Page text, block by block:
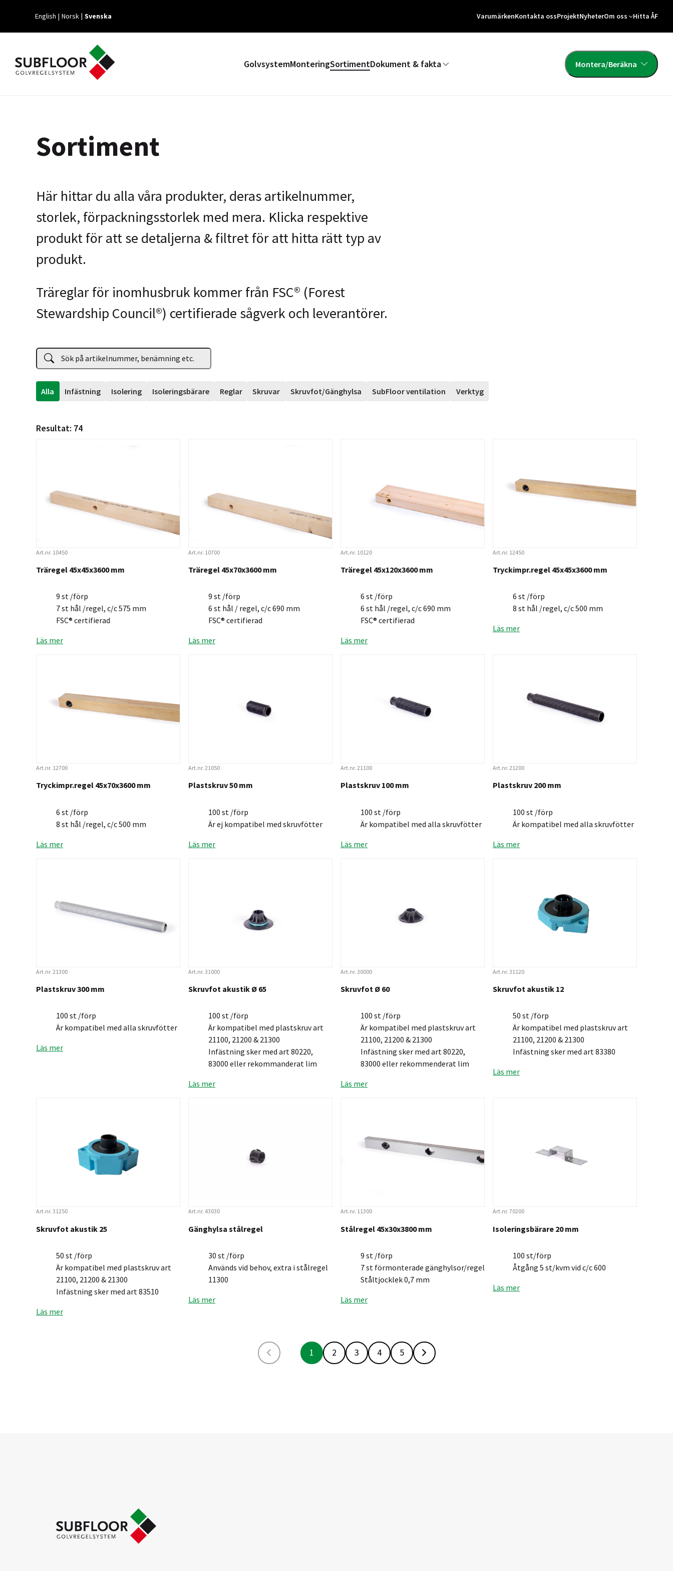
English Norsk Svenska VarumärkenKontakta ossProjektNyheterOm oss Hitta ÅF
GolvsystemMonteringSortimentDokument & fakta Montera/Beräkna
Sortiment
Här hittar du alla våra produkter, deras artikelnummer,
storlek, förpackningsstorlek med mera. Klicka respektive
produkt för att se detaljerna & filtret för att hitta rätt typ av
produkt.
Träreglar för inomhusbruk kommer från FSC® (Forest
Stewardship Council®) certifierade sågverk och leverantörer.
Alla Infästning Isolering Isoleringsbärare Reglar Skruvar Skruvfot/Gänghylsa SubFloor ventilation Verktyg
Resultat: 74
Art.nr. 10450
Träregel 45x45x3600 mm
9 st /förp
7 st hål /regel, c/c 575 mm
FSC® certifierad
Läs mer
Art.nr. 10700
Träregel 45x70x3600 mm
9 st /förp
6 st hål / regel, c/c 690 mm
FSC® certifierad
Läs mer
Art.nr. 10120
Träregel 45x120x3600 mm
6 st /förp
6 st hål /regel, c/c 690 mm
FSC® certifierad
Läs mer
Art.nr. 12450
Tryckimpr.regel 45x45x3600 mm
6 st /förp
8 st hål /regel, c/c 500 mm
Läs mer
Art.nr. 12700
Tryckimpr.regel 45x70x3600 mm
6 st /förp
8 st hål /regel, c/c 500 mm
Läs mer
Art.nr. 21050
Plastskruv 50 mm
100 st /förp
Är ej kompatibel med skruvfötter
Läs mer
Art.nr. 21100
Plastskruv 100 mm
100 st /förp
Är kompatibel med alla skruvfötter
Läs mer
Art.nr. 21200
Plastskruv 200 mm
100 st /förp
Är kompatibel med alla skruvfötter
Läs mer
Art.nr. 21300
Plastskruv 300 mm
100 st /förp
Är kompatibel med alla skruvfötter
Läs mer
Art.nr. 31000
Skruvfot akustik Ø 65
100 st /förp
Är kompatibel med plastskruv art
21100, 21200 & 21300
Infästning sker med art 80220,
83000 eller rekommanderat lim
Läs mer
Art.nr. 30000
Skruvfot Ø 60
100 st /förp
Är kompatibel med plastskruv art
21100, 21200 & 21300
Infästning sker med art 80220,
83000 eller rekommenderat lim
Läs mer
Art.nr. 31120
Skruvfot akustik 12
50 st /förp
Är kompatibel med plastskruv art
21100, 21200 & 21300
Infästning sker med art 83380
Läs mer
Art.nr. 31250
Skruvfot akustik 25
50 st /förp
Är kompatibel med plastskruv art
21100, 21200 & 21300
Infästning sker med art 83510
Läs mer
Art.nr. 43030
Gänghylsa stålregel
30 st /förp
Används vid behov, extra i stålregel
11300
Läs mer
Art.nr. 11300
Stålregel 45x30x3800 mm
9 st /förp
7 st förmonterade gänghylsor/regel
Ståltjocklek 0,7 mm
Läs mer
Art.nr. 70200
Isoleringsbärare 20 mm
100 st/förp
Åtgång 5 st/kvm vid c/c 600
Läs mer
1 2 3 4 5